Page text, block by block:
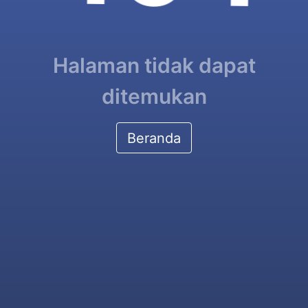
Halaman tidak dapat
ditemukan
Beranda